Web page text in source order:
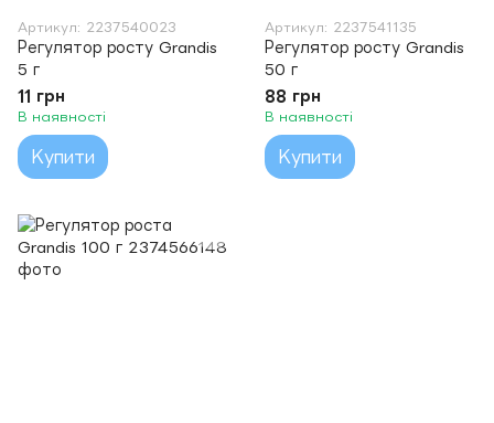
Артикул: 2237540023
Регулятор росту Grandis
5 г
11 грн
В наявності
Купити
Артикул: 2237541135
Регулятор росту Grandis
50 г
88 грн
В наявності
Купити